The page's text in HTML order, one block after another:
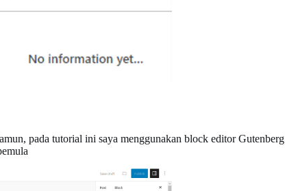
pada tutorial ini saya menggunakan block editor Gutenberg